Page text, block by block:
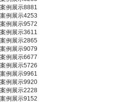
案例展示8881
案例展示4253
案例展示9572
案例展示3611
案例展示2865
案例展示9079
案例展示6677
案例展示5726
案例展示9961
案例展示9920
案例展示2228
案例展示9152